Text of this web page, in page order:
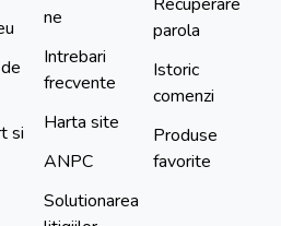
si
ne
Intrebari
frecvente
Harta site
ANPC
Solutionarea
parola
Istoric
comenzi
Produse
favorite